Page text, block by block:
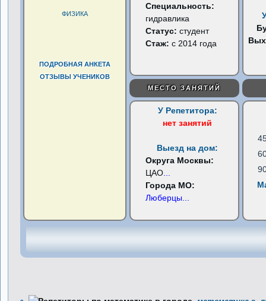
ФИЗИКА
ПОДРОБНАЯ АНКЕТА
ОТЗЫВЫ УЧЕНИКОВ
Специальность:
гидравлика
Статус:студент
Стаж: с 2014 года
МЕСТО ЗАНЯТИЙ
У Репетитора:
нет занятий
Выезд на дом:
Округа Москвы:
ЦАО
Города МО:
Люберцы